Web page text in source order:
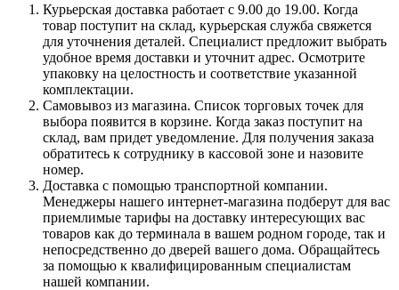
Курьерская доставка работает с 9.00 до 19.00. Когда
товар поступит на склад, курьерская служба свяжется
для уточнения деталей. Специалист предложит выбрать
удобное время доставки и уточнит адрес. Осмотрите
упаковку на целостность и соответствие указанной
комплектации.
Самовывоз из магазина. Список торговых точек для
выбора появится в корзине. Когда заказ поступит на
склад, вам придет уведомление. Для получения заказа
обратитесь к сотруднику в кассовой зоне и назовите
номер.
Доставка с помощью транспортной компании.
Менеджеры нашего интернет-магазина подберут для вас
приемлимые тарифы на доставку интересующих вас
товаров как до терминала в вашем родном городе, так и
непосредственно до дверей вашего дома. Обращайтесь
за помощью к квалифицированным специалистам
нашей компании.